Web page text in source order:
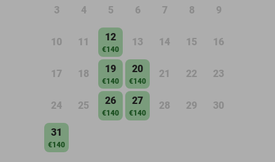
3 4 5 6 7 8 9
10 11 12
€140
13 14 15 16
17 18 19
€140
20
€140
21 22 23
24 25 26
€140
27
€140
28 29 30
31
€140